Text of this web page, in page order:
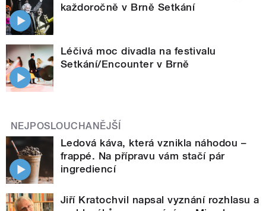
každoročně v Brně Setkání
Léčivá moc divadla na festivalu
Setkání/Encounter v Brně
NEJPOSLOUCHANĚJŠÍ
Ledová káva, která vznikla náhodou –
frappé. Na přípravu vám stačí pár
ingrediencí
Jiří Kratochvil napsal vyznání rozhlasu a